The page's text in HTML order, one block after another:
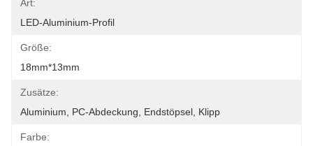
Art:
LED-Aluminium-Profil
Größe:
18mm*13mm
Zusätze:
Aluminium, PC-Abdeckung, Endstöpsel, Klipp
Farbe: